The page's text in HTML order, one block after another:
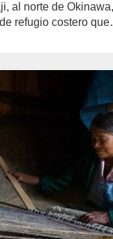
al norte de
refugio costero